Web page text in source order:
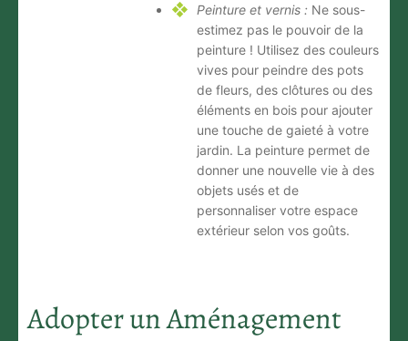
Peinture et vernis : Ne sous-
estimez pas le pouvoir de la
peinture ! Utilisez des couleurs
vives pour peindre des pots
de fleurs, des clôtures ou des
éléments en bois pour ajouter
une touche de gaieté à votre
jardin. La peinture permet de
donner une nouvelle vie à des
objets usés et de
personnaliser votre espace
extérieur selon vos goûts.
Adopter un Aménagement